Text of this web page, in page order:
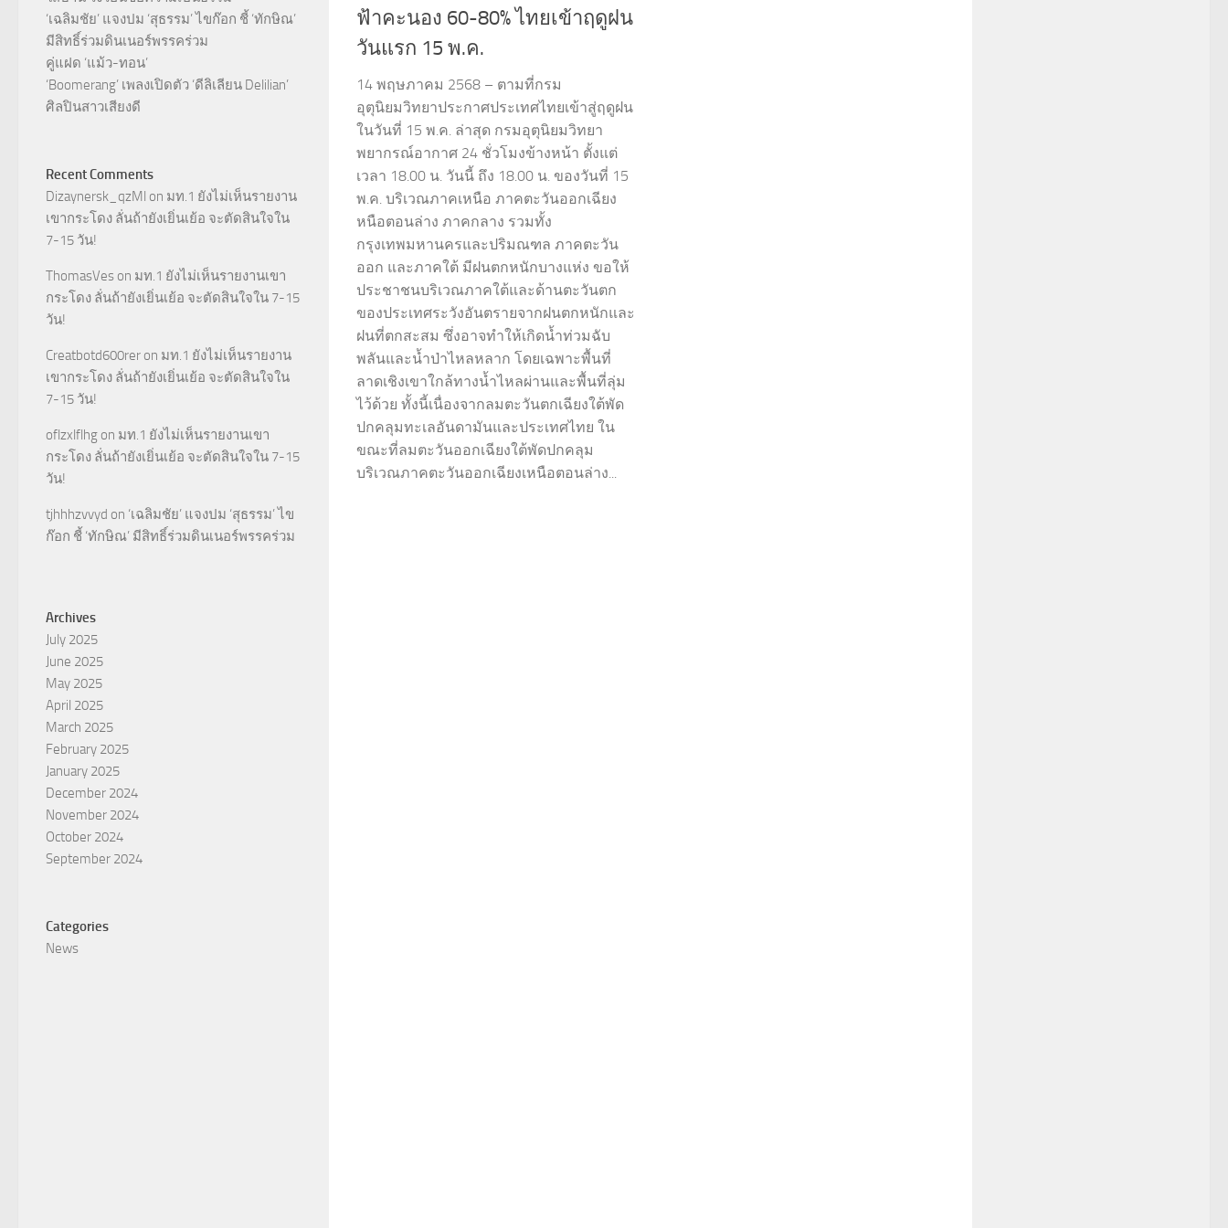
ฟ้าคะนอง 60-80% ไทยเข้าฤดูฝน
วันแรก 15 พ.ค.
14 พฤษภาคม 2568 – ตามที่กรม
อุตุนิยมวิทยาประกาศประเทศไทยเข้าสู่ฤดูฝน
ในวันที่ 15 พ.ค. ล่าสุด กรมอุตุนิยมวิทยา
พยากรณ์อากาศ 24 ชั่วโมงข้างหน้า ตั้งแต่
เวลา 18.00 น. วันนี้ ถึง 18.00 น. ของวันที่ 15
พ.ค. บริเวณภาคเหนือ ภาคตะวันออกเฉียง
หนือตอนล่าง ภาคกลาง รวมทั้ง
กรุงเทพมหานครและปริมณฑล ภาคตะวัน
ออก และภาคใต้ มีฝนตกหนักบางแห่ง ขอให้
ประชาชนบริเวณภาคใต้และด้านตะวันตก
ของประเทศระวังอันตรายจากฝนตกหนักและ
ฝนที่ตกสะสม ซึ่งอาจทำให้เกิดน้ำท่วมฉับ
พลันและน้ำป่าไหลหลาก โดยเฉพาะพื้นที่
ลาดเชิงเขาใกล้ทางน้ำไหลผ่านและพื้นที่ลุ่ม
ไว้ด้วย ทั้งนี้เนื่องจากลมตะวันตกเฉียงใต้พัด
ปกคลุมทะเลอันดามันและประเทศไทย ใน
ขณะที่ลมตะวันออกเฉียงใต้พัดปกคลุม
บริเวณภาคตะวันออกเฉียงเหนือตอนล่าง...
‘เฉลิมชัย’ แจงปม ‘สุธรรม’ ไขก๊อก ชี้ ‘ทักษิณ’
มีสิทธิ์ร่วมดินเนอร์พรรคร่วม
คู่แฝด ‘แม้ว-ทอน’
‘Boomerang’ เพลงเปิดตัว ‘ดีลิเลียน Delilian’
ศิลปินสาวเสียงดี
Recent Comments
Dizaynersk_qzMl on มท.1 ยังไม่เห็นรายงาน
เขากระโดง ลั่นถ้ายังเยิ่นเย้อ จะตัดสินใจใน
7-15 วัน!
ThomasVes on มท.1 ยังไม่เห็นรายงานเขา
กระโดง ลั่นถ้ายังเยิ่นเย้อ จะตัดสินใจใน 7-15
วัน!
Creatbotd600rer on มท.1 ยังไม่เห็นรายงาน
เขากระโดง ลั่นถ้ายังเยิ่นเย้อ จะตัดสินใจใน
7-15 วัน!
oflzxlflhg on มท.1 ยังไม่เห็นรายงานเขา
กระโดง ลั่นถ้ายังเยิ่นเย้อ จะตัดสินใจใน 7-15
วัน!
tjhhhzvvyd on ‘เฉลิมชัย’ แจงปม ‘สุธรรม’ ไข
ก๊อก ชี้ ‘ทักษิณ’ มีสิทธิ์ร่วมดินเนอร์พรรคร่วม
Archives
July 2025
June 2025
May 2025
April 2025
March 2025
February 2025
January 2025
December 2024
November 2024
October 2024
September 2024
Categories
News